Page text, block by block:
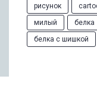
рисунок
милый
белка
белка с шишкой